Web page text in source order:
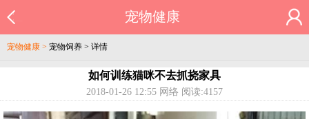
宠物健康
宠物健康 > 宠物饲养 > 详情
如何训练猫咪不去抓挠家具
2018-01-26 12:55 网络 阅读:4157